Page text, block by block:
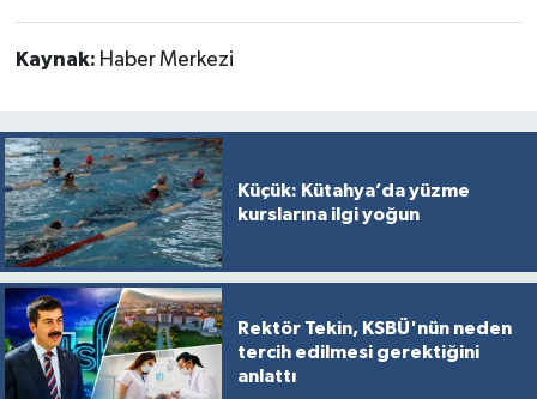
Kaynak: Haber Merkezi
Küçük: Kütahya’da yüzme
kurslarına ilgi yoğun
Rektör Tekin, KSBÜ'nün neden
tercih edilmesi gerektiğini
anlattı
Yemek Tarifleri